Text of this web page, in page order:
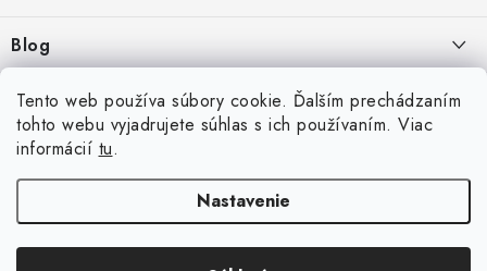
Tento web používa súbory cookie. Ďalším prechádzaním
tohto webu vyjadrujete súhlas s ich používaním. Viac
informácií tu.
Nastavenie
p
ä
Blog
Aké druhy biliardu existujú? Kompletný prehľad biliardových hier
16.4.2026
Rozmery biliardového stola
26.6.2025
Facebook
Zákaznícky účet
Všeobecné obchodné podmienky